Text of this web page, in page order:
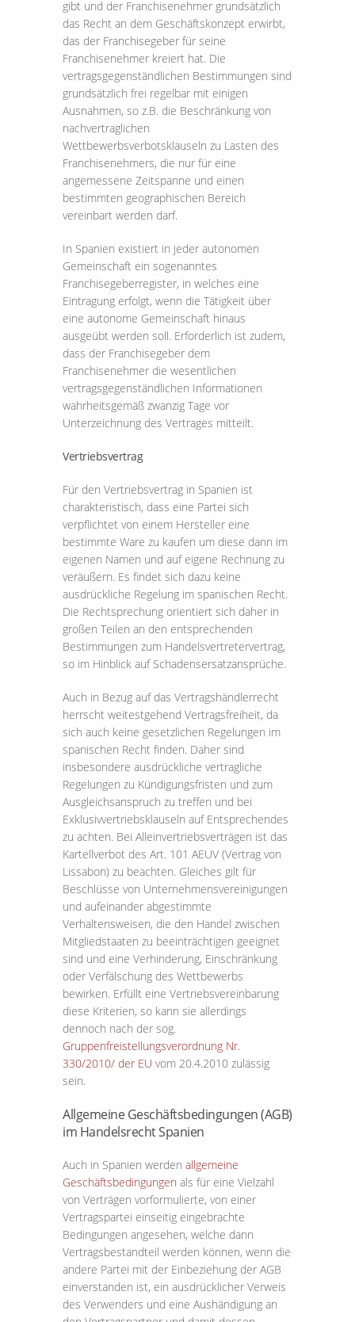
gibt und der Franchisenehmer grundsätzlich
das Recht an dem Geschäftskonzept erwirbt,
das der Franchisegeber für seine
Franchisenehmer kreiert hat. Die
vertragsgegenständlichen Bestimmungen sind
grundsätzlich frei regelbar mit einigen
Ausnahmen, so z.B. die Beschränkung von
nachvertraglichen
Wettbewerbsverbotsklauseln zu Lasten des
Franchisenehmers, die nur für eine
angemessene Zeitspanne und einen
bestimmten geographischen Bereich
vereinbart werden darf.
In Spanien existiert in jeder autonomen
Gemeinschaft ein sogenanntes
Franchisegeberregister, in welches eine
Eintragung erfolgt, wenn die Tätigkeit über
eine autonome Gemeinschaft hinaus
ausgeübt werden soll. Erforderlich ist zudem,
dass der Franchisegeber dem
Franchisenehmer die wesentlichen
vertragsgegenständlichen Informationen
wahrheitsgemäß zwanzig Tage vor
Unterzeichnung des Vertrages mitteilt.
Vertriebsvertrag
Für den Vertriebsvertrag in Spanien ist
charakteristisch, dass eine Partei sich
verpflichtet von einem Hersteller eine
bestimmte Ware zu kaufen um diese dann im
eigenen Namen und auf eigene Rechnung zu
veräußern. Es findet sich dazu keine
ausdrückliche Regelung im spanischen Recht.
Die Rechtsprechung orientiert sich daher in
großen Teilen an den entsprechenden
Bestimmungen zum Handelsvertretervertrag,
so im Hinblick auf Schadensersatzansprüche.
Auch in Bezug auf das Vertragshändlerrecht
herrscht weitestgehend Vertragsfreiheit, da
sich auch keine gesetzlichen Regelungen im
spanischen Recht finden. Daher sind
insbesondere ausdrückliche vertragliche
Regelungen zu Kündigungsfristen und zum
Ausgleichsanspruch zu treffen und bei
Exklusivvertriebsklauseln auf Entsprechendes
zu achten. Bei Alleinvertriebsverträgen ist das
Kartellverbot des Art. 101 AEUV (Vertrag von
Lissabon) zu beachten. Gleiches gilt für
Beschlüsse von Unternehmensvereinigungen
und aufeinander abgestimmte
Verhaltensweisen, die den Handel zwischen
Mitgliedstaaten zu beeinträchtigen geeignet
sind und eine Verhinderung, Einschränkung
oder Verfälschung des Wettbewerbs
bewirken. Erfüllt eine Vertriebsvereinbarung
diese Kriterien, so kann sie allerdings
dennoch nach der sog.
Gruppenfreistellungsverordnung Nr.
330/2010/ der EU vom 20.4.2010 zulässig
sein.
Allgemeine Geschäftsbedingungen (AGB)
im Handelsrecht Spanien
Auch in Spanien werden allgemeine
Geschäftsbedingungen als für eine Vielzahl
von Verträgen vorformulierte, von einer
Vertragspartei einseitig eingebrachte
Bedingungen angesehen, welche dann
Vertragsbestandteil werden können, wenn die
andere Partei mit der Einbeziehung der AGB
einverstanden ist, ein ausdrücklicher Verweis
des Verwenders und eine Aushändigung an